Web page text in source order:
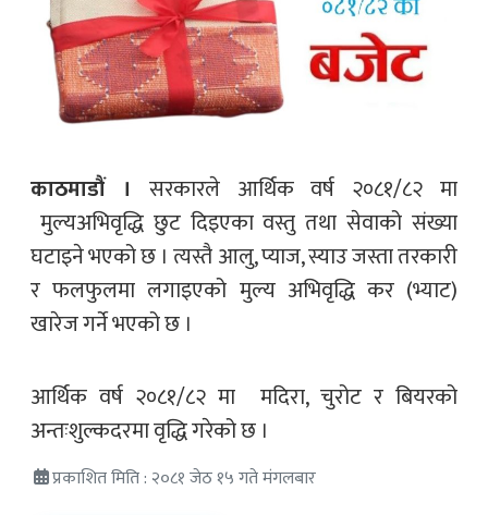
काठमाडौं । सरकारले आर्थिक वर्ष २०८१/८२ मा
मुल्यअभिवृद्धि छुट दिइएका वस्तु तथा सेवाको संख्या
घटाइने भएको छ । त्यस्तै आलु, प्याज, स्याउ जस्ता तरकारी
र फलफुलमा लगाइएको मुल्य अभिवृद्धि कर (भ्याट)
खारेज गर्ने भएको छ ।
आर्थिक वर्ष २०८१/८२ मा मदिरा, चुरोट र बियरको
अन्तःशुल्कदरमा वृद्धि गरेको छ ।
प्रकाशित मिति : २०८१ जेठ १५ गते मंगलबार